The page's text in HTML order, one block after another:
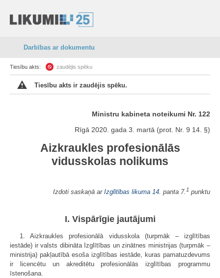
Darbības ar dokumentu
Tiesību akts: zaudējis spēku
Tiesību akts ir zaudējis spēku.
Ministru kabineta noteikumi Nr. 122
Rīgā 2020. gada 3. martā (prot. Nr. 9 14. §)
Aizkraukles profesionālās
vidusskolas nolikums
Izdoti saskaņā ar Izglītības likuma 14. panta 7. 1 punktu
I. Vispārīgie jautājumi
1. Aizkraukles profesionālā vidusskola (turpmāk – izglītības
iestāde) ir valsts dibināta Izglītības un zinātnes ministrijas (turpmāk –
ministrija) pakļautībā esoša izglītības iestāde, kuras pamatuzdevums
ir licencētu un akreditētu profesionālās izglītības programmu
īstenošana.